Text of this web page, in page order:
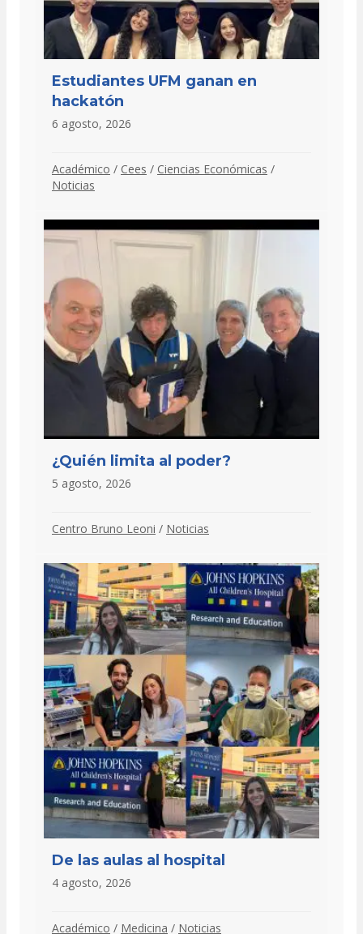
Estudiantes UFM ganan en
hackatón
6 agosto, 2026
Académico / Cees / Ciencias Económicas /
Noticias
¿Quién limita al poder?
5 agosto, 2026
Centro Bruno Leoni / Noticias
De las aulas al hospital
4 agosto, 2026
Académico / Medicina / Noticias